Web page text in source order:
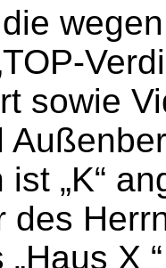
sowie
„K“
des
X